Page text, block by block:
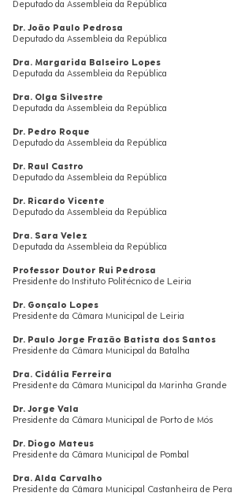
Deputado da Assembleia da República
Dr. João Paulo Pedrosa
Deputado da Assembleia da República
Dra. Margarida Balseiro Lopes
Deputada da Assembleia da República
Dra. Olga Silvestre
Deputada da Assembleia da República
Dr. Pedro Roque
Deputado da Assembleia da República
Dr. Raul Castro
Deputado da Assembleia da República
Dr. Ricardo Vicente
Deputado da Assembleia da República
Dra. Sara Velez
Deputada da Assembleia da República
Professor Doutor Rui Pedrosa
Presidente do Instituto Politécnico de Leiria
Dr. Gonçalo Lopes
Presidente da Câmara Municipal de Leiria
Dr. Paulo Jorge Frazão Batista dos Santos
Presidente da Câmara Municipal da Batalha
Dra. Cidália Ferreira
Presidente da Câmara Municipal da Marinha Grande
Dr. Jorge Vala
Presidente da Câmara Municipal de Porto de Mós
Dr. Diogo Mateus
Presidente da Câmara Municipal de Pombal
Dra. Alda Carvalho
Presidente da Câmara Municipal Castanheira de Pera